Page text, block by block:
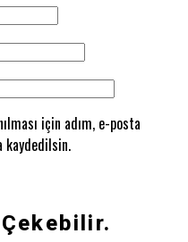
için adım, e-posta
kaydedilsin.